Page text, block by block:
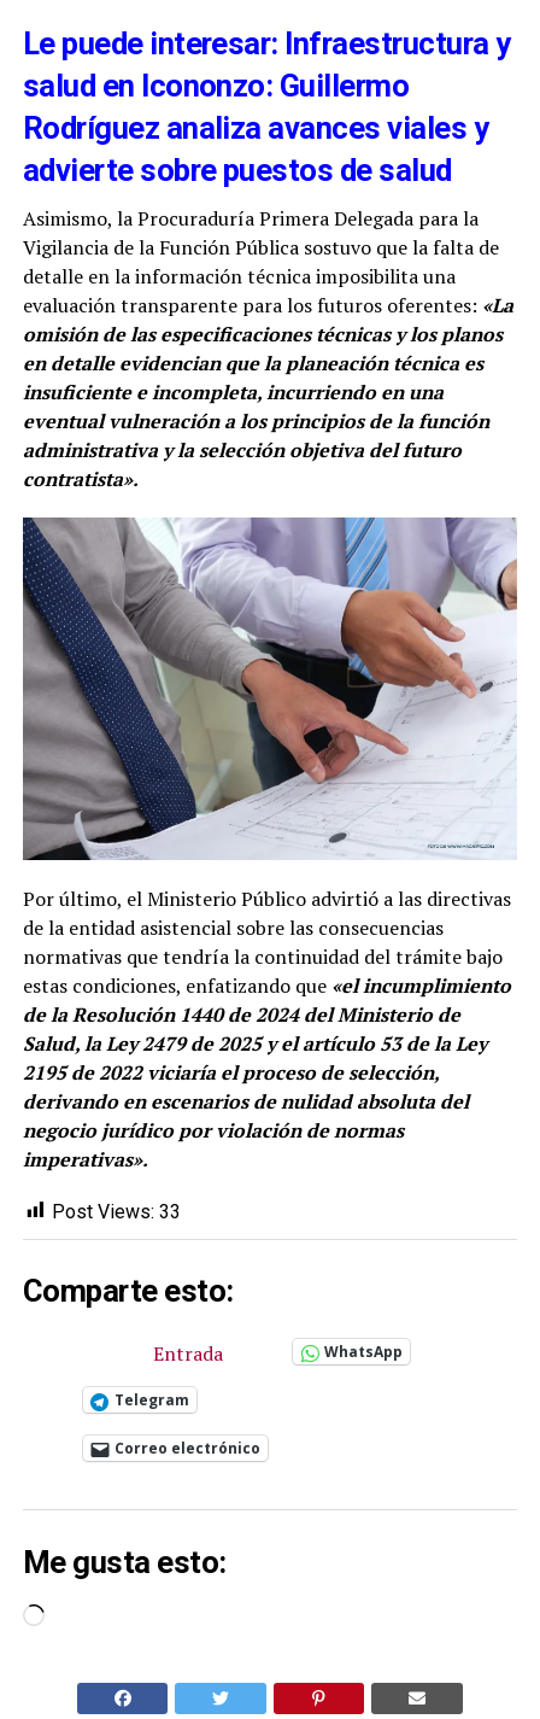
Le puede interesar: Infraestructura y
salud en Icononzo: Guillermo
Rodríguez analiza avances viales y
advierte sobre puestos de salud
Asimismo, la Procuraduría Primera Delegada para la
Vigilancia de la Función Pública sostuvo que la falta de
detalle en la información técnica imposibilita una
evaluación transparente para los futuros oferentes: «La
omisión de las especificaciones técnicas y los planos
en detalle evidencian que la planeación técnica es
insuficiente e incompleta, incurriendo en una
eventual vulneración a los principios de la función
administrativa y la selección objetiva del futuro
contratista».
Por último, el Ministerio Público advirtió a las directivas
de la entidad asistencial sobre las consecuencias
normativas que tendría la continuidad del trámite bajo
estas condiciones, enfatizando que «el incumplimiento
de la Resolución 1440 de 2024 del Ministerio de
Salud, la Ley 2479 de 2025 y el artículo 53 de la Ley
2195 de 2022 viciaría el proceso de selección,
derivando en escenarios de nulidad absoluta del
negocio jurídico por violación de normas
imperativas».
Post Views: 33
Comparte esto:
Entrada WhatsApp
Telegram
Correo electrónico
Me gusta esto:
Cargando...